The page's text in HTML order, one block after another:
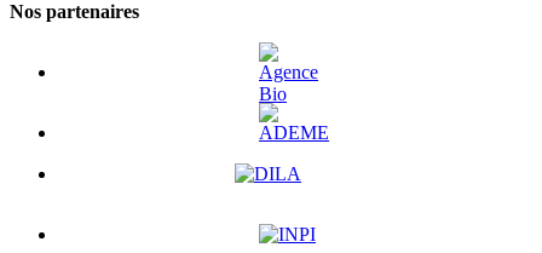
Nos partenaires